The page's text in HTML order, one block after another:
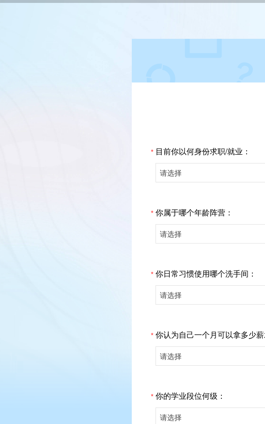
* 目前你以何身份求职/就业：
请选择
*你属于哪个年龄阵营：
请选择
*你日常习惯使用哪个洗手间：
请选择
*你认为自己一个月可以拿多少薪
请选择
*你的学业段位何级：
请选择